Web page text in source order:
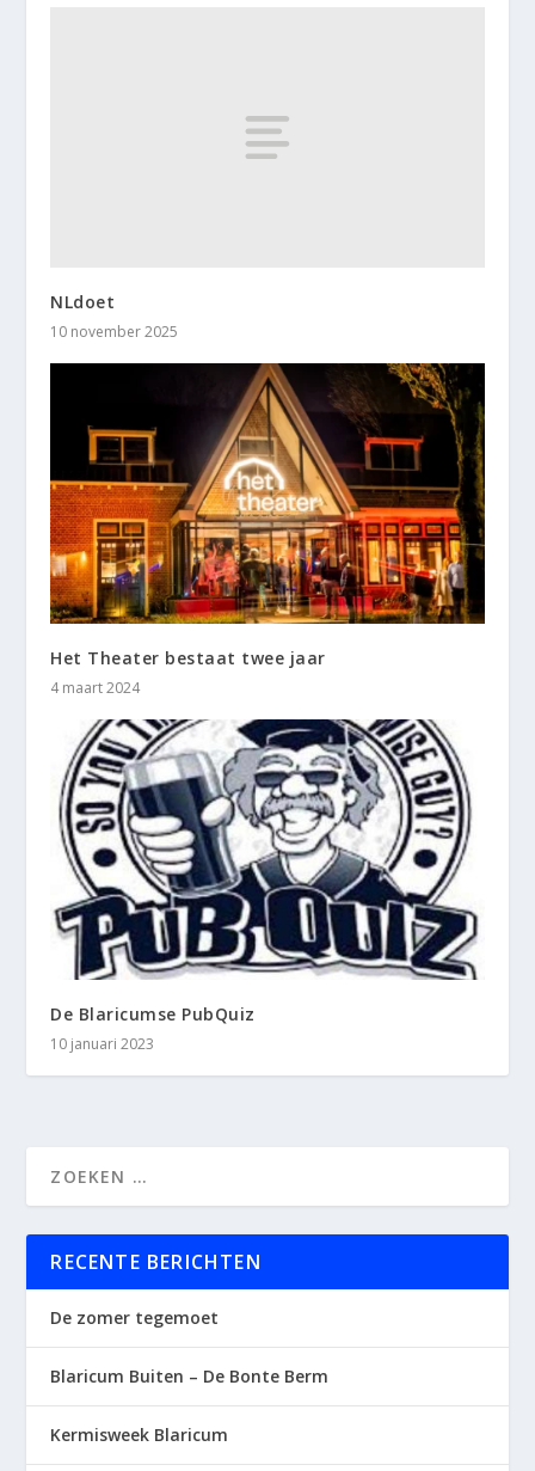
NLdoet
10 november 2025
Het Theater bestaat twee jaar
4 maart 2024
De Blaricumse PubQuiz
10 januari 2023
RECENTE BERICHTEN
De zomer tegemoet
Blaricum Buiten – De Bonte Berm
Kermisweek Blaricum